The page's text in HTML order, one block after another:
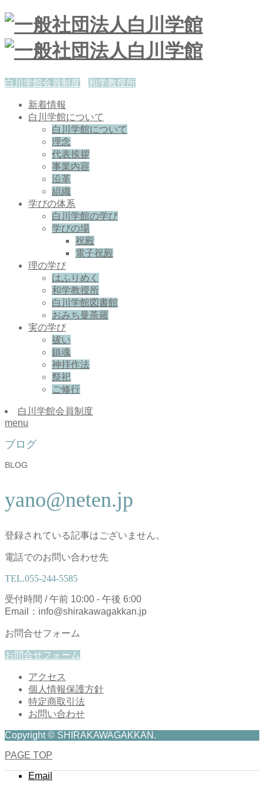
白川学館会員制度 和学教授所
新着情報
白川学館について
白川学館について
理念
代表挨拶
事業内容
沿革
組織
学びの体系
白川学館の学び
学びの場
祝殿
電子祝殿
理の学び
はふりめく
和学教授所
白川学館図書館
おみち曼荼羅
実の学び
祓い
鎮魂
神拝作法
祭祀
ご修行
白川学館会員制度
menu
ブログ
BLOG
yano@neten.jp
登録されている記事はございません。
電話でのお問い合わせ先
TEL.055-244-5585
受付時間 / 午前 10:00 - 午後 6:00
Email：info@shirakawagakkan.jp
お問合せフォーム
お問合せフォーム
アクセス
個人情報保護方針
特定商取引法
お問い合わせ
Copyright © SHIRAKAWAGAKKAN.
PAGE TOP
Email